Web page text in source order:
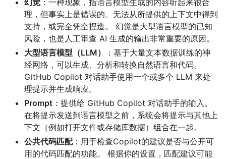
理，但事实上是错误的、无法从所提供的上下文中得到
支持，或完全凭空捏造。 幻觉是大型语言模型的已知
风险，也是人工审查 AI 生成的输出非常重要的原因。
大型语言模型（LLM）
：基于大量文本数据训练的神
经网络，可以生成、分析和转换自然语言和代码。
GitHub Copilot 对话助手使用一个或多个 LLM 来处
理提示并生成响应。
Prompt ：提供给 GitHub Copilot 对话助手的输入。
在将提示发送到语言模型之前，系统会将提示与其他上
下文（例如打开文件或存储库数据）组合在一起。
公共代码匹配：用于检查Copilot的建议是否与公开可
用的代码匹配的功能。 根据你的设置，匹配建议可能